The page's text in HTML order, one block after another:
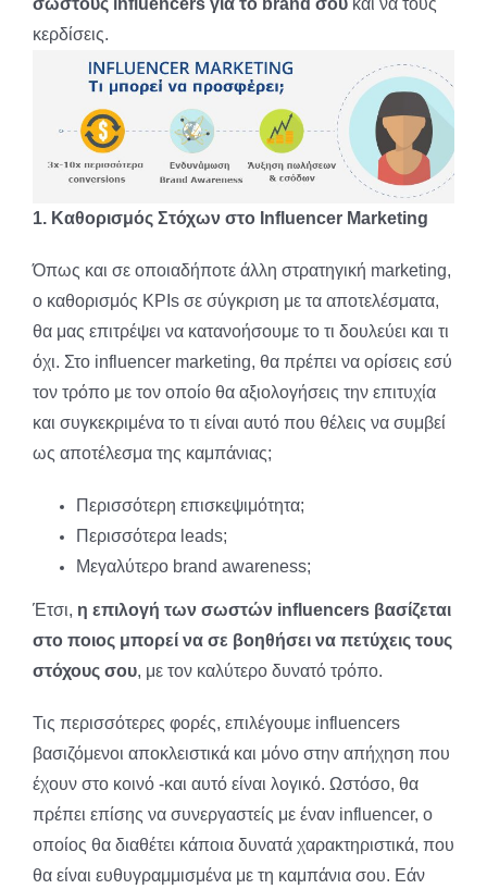
κερδίσεις.
1. Καθορισμός Στόχων στο Influencer Marketing
Όπως και σε οποιαδήποτε άλλη στρατηγική marketing,
ο καθορισμός KPIs σε σύγκριση με τα αποτελέσματα,
θα μας επιτρέψει να κατανοήσουμε το τι δουλεύει και τι
όχι. Στο influencer marketing, θα πρέπει να ορίσεις εσύ
τον τρόπο με τον οποίο θα αξιολογήσεις την επιτυχία
και συγκεκριμένα το τι είναι αυτό που θέλεις να συμβεί
ως αποτέλεσμα της καμπάνιας;
Περισσότερη επισκεψιμότητα;
Περισσότερα leads;
Μεγαλύτερο brand awareness;
Έτσι, η επιλογή των σωστών influencers βασίζεται
στο ποιος μπορεί να σε βοηθήσει να πετύχεις τους
στόχους σου, με τον καλύτερο δυνατό τρόπο.
Τις περισσότερες φορές, επιλέγουμε influencers
βασιζόμενοι αποκλειστικά και μόνο στην απήχηση που
έχουν στο κοινό -και αυτό είναι λογικό. Ωστόσο, θα
πρέπει επίσης να συνεργαστείς με έναν influencer, ο
οποίος θα διαθέτει κάποια δυνατά χαρακτηριστικά, που
θα είναι ευθυγραμμισμένα με τη καμπάνια σου. Εάν